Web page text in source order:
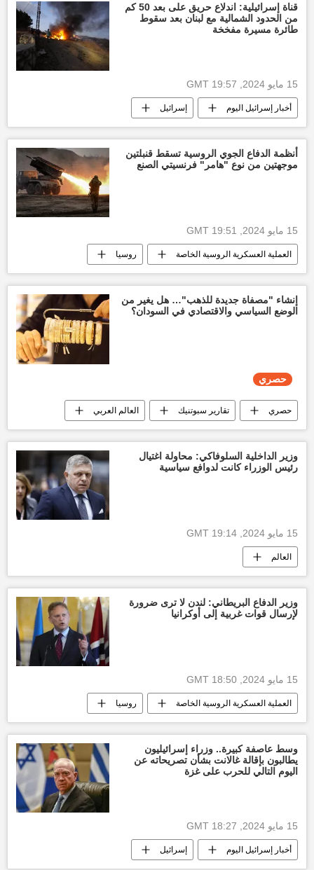
قناة إسرائيلية: اندلاع حريق على بعد 50 كم
من الحدود الشمالية مع لبنان بعد سقوط
طائرة مسيرة مفخخة
15 مايو 2024, 19:57 GMT
أخبار إسرائيل اليوم إسرائيل
العالم العربي الأخبار أخبار لبنان
لبنان ترسيم الحدود بين لبنان وإسرائيل
التصعيد العسكري بين غزة وإسرائيل
وقف إطلاق النار بين قطاع غزة وإسرائيل
أخبار حزب الله
أنظمة الدفاع الجوي الروسية تسقط قنبلتين
موجهتين من نوع "هامر" فرنسيتي الصنع
15 مايو 2024, 19:51 GMT
العملية العسكرية الروسية الخاصة روسيا
رصد عسكري
إنشاء "مصفاة جديدة للذهب"… هل يغير من
الوضع السياسي والاقتصادي في السودان؟
حصري
حصري تقارير سبوتنيك العالم العربي
الأخبار اتفاق السودان
أخبار السودان اليوم
المجلس السيادي في السودان
وزير الداخلية السلوفاكي: محاولة اغتيال
رئيس الوزراء كانت لدوافع سياسية
15 مايو 2024, 19:14 GMT
العالم
وزير الدفاع البريطاني: لندن لا ترى ضرورة
لإرسال قوات غربية إلى أوكرانيا
15 مايو 2024, 18:50 GMT
العملية العسكرية الروسية الخاصة روسيا
بريطانيا العالم
وسط عاصفة كبيرة.. وزراء إسرائيليون
يطالبون بإقالة غالانت بشأن تصريحاته عن
اليوم التالي للحرب على غزة
15 مايو 2024, 18:27 GMT
أخبار إسرائيل اليوم إسرائيل